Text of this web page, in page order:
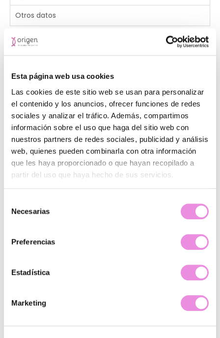
Esta página web usa cookies
Las cookies de este sitio web se usan para personalizar
el contenido y los anuncios, ofrecer funciones de redes
sociales y analizar el tráfico. Además, compartimos
información sobre el uso que haga del sitio web con
nuestros partners de redes sociales, publicidad y análisis
web, quienes pueden combinarla con otra información
que les haya proporcionado o que hayan recopilado a
partir del uso que haya hecho de sus servicios.
Necesarias
Preferencias
Estadística
Marketing
Otros datos
Clínicas donde trabaja
CALLE JESÚS DE LA PAZ
Calle Jesús de la Paz, 1 11009, Cádiz
856559971
Ver clínica